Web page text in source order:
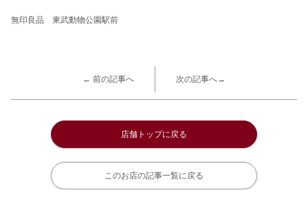
無印良品 東武動物公園駅前
← 前の記事へ 次の記事へ→
店舗トップに戻る
このお店の記事一覧に戻る